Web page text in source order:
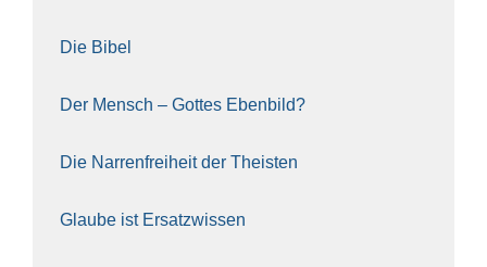
Die Bibel
Der Mensch – Got­tes Eben­bild?
Die Nar­ren­frei­heit der The­is­ten
Glau­be ist Ersatz­wis­sen